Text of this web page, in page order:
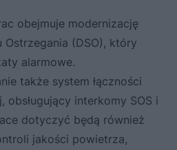
obejmuje modernizację
(DSO), który
alarmowe.
także system łączności
obsługujący interkomy SOS i
dotyczyć będą również
jakości powietrza,